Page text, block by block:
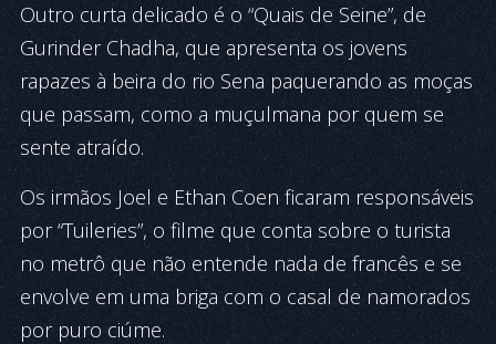
Outro curta delicado é o “Quais de Seine”, de
Gurinder Chadha, que apresenta os jovens
rapazes à beira do rio Sena paquerando as moças
que passam, como a muçulmana por quem se
sente atraído.
Os irmãos Joel e Ethan Coen ficaram responsáveis
por “Tuileries”, o filme que conta sobre o turista
no metrô que não entende nada de francês e se
envolve em uma briga com o casal de namorados
por puro ciúme.